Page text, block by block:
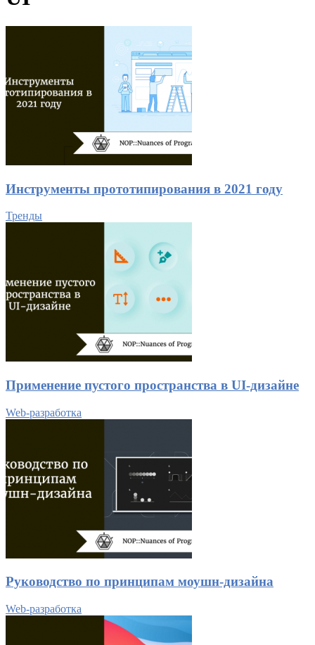
Инструменты прототипирования в 2021 году
Тренды
Применение пустого пространства в UI-дизайне
Web-разработка
Руководство по принципам моушн-дизайна
Web-разработка